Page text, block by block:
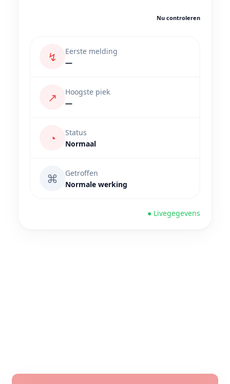
Nu controleren
↯
Eerste melding
—
↗
Hoogste piek
—
◔
Status
Normaal
⌘
Getroffen
Normale werking
● Livegegevens